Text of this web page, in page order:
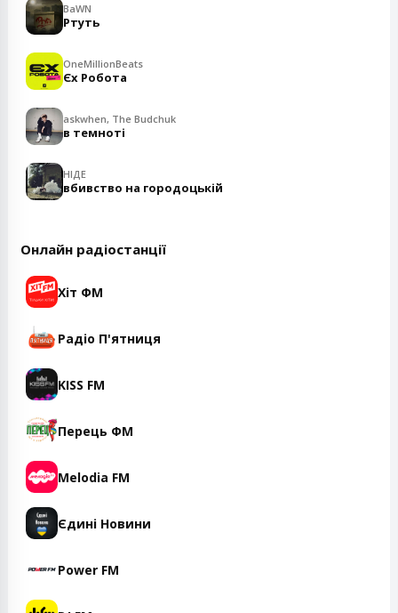
BaWN
Ртуть
OneMillionBeats
Єх Робота
askwhen, The Budchuk
в темноті
НІДЕ
вбивство на городоцькій
Онлайн радіостанції
Хіт ФМ
Радіо П'ятниця
KISS FM
Перець ФМ
Melodia FM
Єдині Новини
Power FM